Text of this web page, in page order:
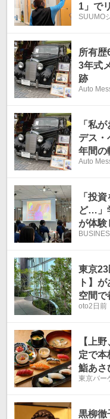
1」で
下がる
SUUMO
所有
3年式
跡
Auto
「私
デス・
年間の
Auto
「投
ど…」
が体験
東京
ト】
空間で
oto2日前
【上
定で本
鮨あさ
東京バー
黒柳徹